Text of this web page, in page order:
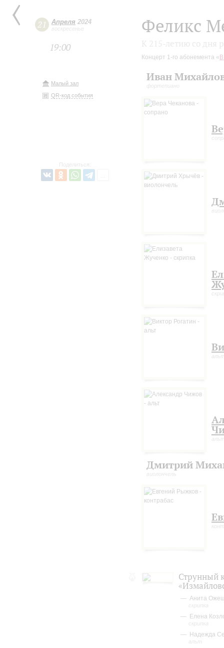
21 Апреля 2024
воскресенье
19:00
Малый зал
QR-код события
Поделиться:
Феликс
Концерт 1-го абонемента «
Иван
фортепиано
Дмитрий
виолончель
Струнный
Анита
скрипка
Елена
скрипка
Надежда
альт